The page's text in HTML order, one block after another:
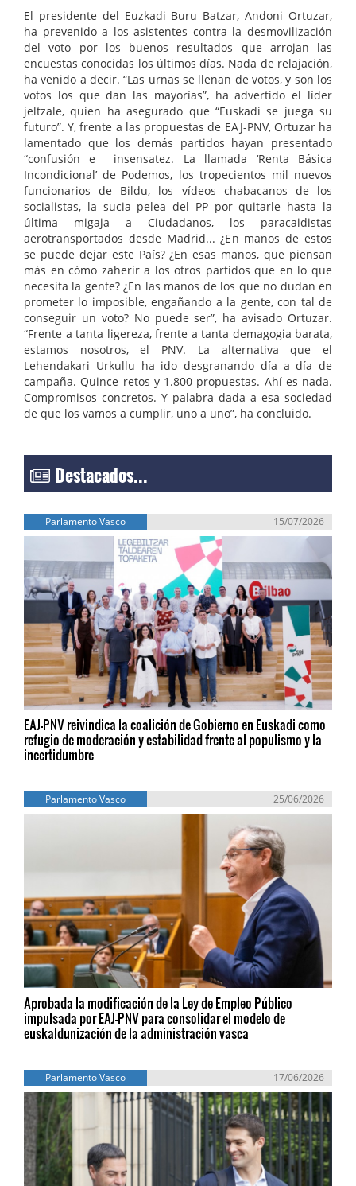
El presidente del Euzkadi Buru Batzar, Andoni Ortuzar,
ha prevenido a los asistentes contra la desmovilización
del voto por los buenos resultados que arrojan las
encuestas conocidas los últimos días. Nada de relajación,
ha venido a decir. “Las urnas se llenan de votos, y son los
votos los que dan las mayorías”, ha advertido el líder
jeltzale, quien ha asegurado que “Euskadi se juega su
futuro”. Y, frente a las propuestas de EAJ-PNV, Ortuzar ha
lamentado que los demás partidos hayan presentado
“confusión e insensatez. La llamada ‘Renta Básica
Incondicional’ de Podemos, los tropecientos mil nuevos
funcionarios de Bildu, los vídeos chabacanos de los
socialistas, la sucia pelea del PP por quitarle hasta la
última migaja a Ciudadanos, los paracaidistas
aerotransportados desde Madrid... ¿En manos de estos
se puede dejar este País? ¿En esas manos, que piensan
más en cómo zaherir a los otros partidos que en lo que
necesita la gente? ¿En las manos de los que no dudan en
prometer lo imposible, engañando a la gente, con tal de
conseguir un voto? No puede ser”, ha avisado Ortuzar.
“Frente a tanta ligereza, frente a tanta demagogia barata,
estamos nosotros, el PNV. La alternativa que el
Lehendakari Urkullu ha ido desgranando día a día de
campaña. Quince retos y 1.800 propuestas. Ahí es nada.
Compromisos concretos. Y palabra dada a esa sociedad
de que los vamos a cumplir, uno a uno”, ha concluido.
Destacados...
Parlamento Vasco 15/07/2026
EAJ-PNV reivindica la coalición de Gobierno en Euskadi como
refugio de moderación y estabilidad frente al populismo y la
incertidumbre
Parlamento Vasco 25/06/2026
Aprobada la modificación de la Ley de Empleo Público
impulsada por EAJ-PNV para consolidar el modelo de
euskaldunización de la administración vasca
Parlamento Vasco 17/06/2026